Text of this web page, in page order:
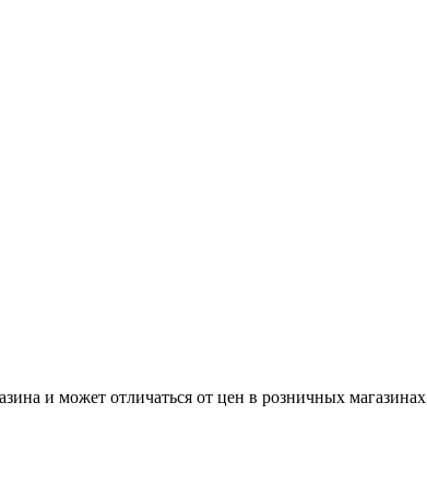
и может отличаться от цен в розничных магазинах